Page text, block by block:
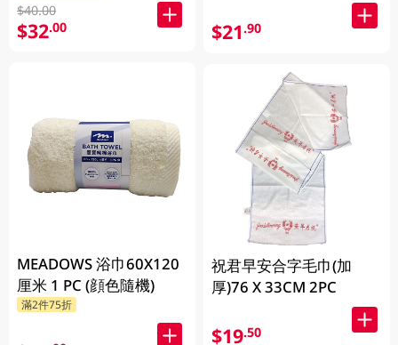
$40.00
$32.00
MEADOWS 浴巾60X120
厘米 1 PC (顔色隨機)
滿2件75折
$21.90
祝君早安合字毛巾(加
厚)76 X 33CM 2PC
$19.50